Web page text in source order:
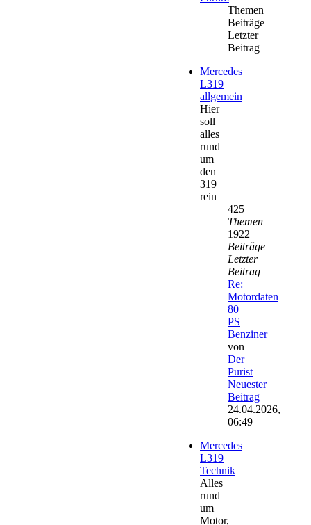
Themen
Beiträge
Letzter
Beitrag
Mercedes
L319
allgemein
Hier
soll
alles
rund
um
den
319
rein
425
Themen
1922
Beiträge
Letzter
Beitrag
Re:
Motordaten
80
PS
Benziner
von
Der
Purist
Neuester
Beitrag
24.04.2026,
06:49
Mercedes
L319
Technik
Alles
rund
um
Motor,